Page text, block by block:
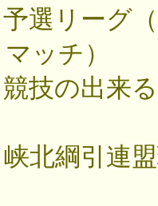
リーグ（
ッチ）
出来る服
引連盟